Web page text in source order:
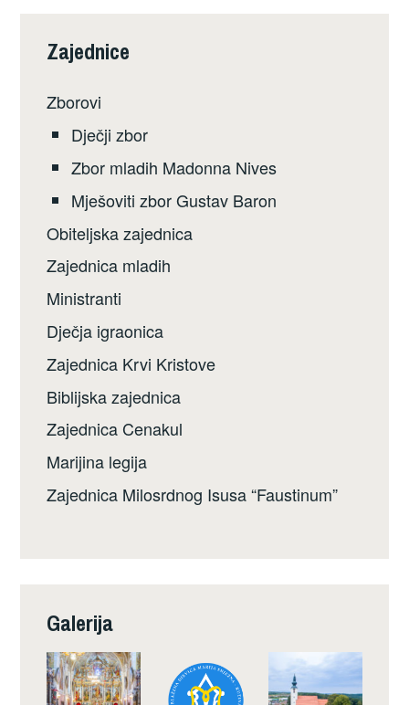
Zajednice
Zborovi
Dječji zbor
Zbor mladih Madonna Nives
Mješoviti zbor Gustav Baron
Obiteljska zajednica
Zajednica mladih
Ministranti
Dječja igraonica
Zajednica Krvi Kristove
Biblijska zajednica
Zajednica Cenakul
Marijina legija
Zajednica Milosrdnog Isusa “Faustinum”
Galerija